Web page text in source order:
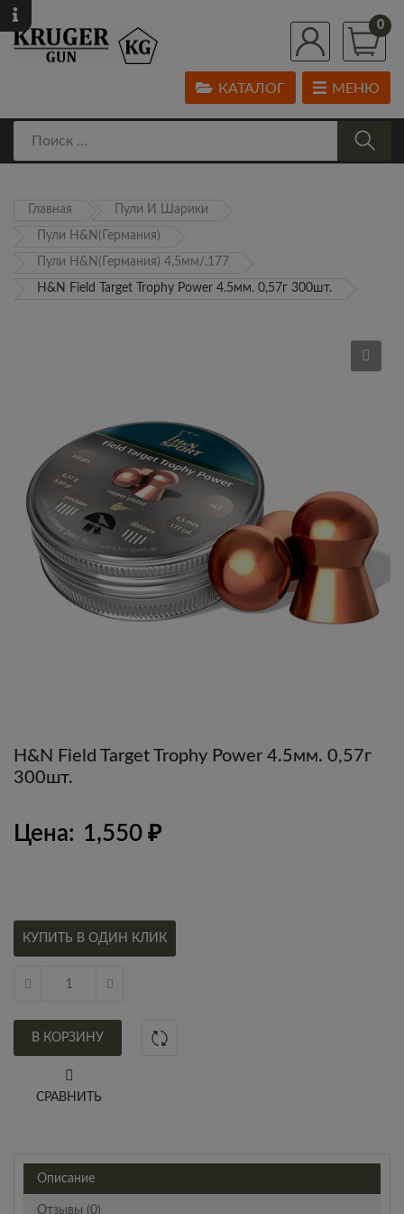
0
МЕНЮ
КАТАЛОГ
Главная Пули И Шарики
Пули H&N(Германия)
Пули H&N(Германия) 4,5мм/.177
H&N Field Target Trophy Power 4.5мм. 0,57г 300шт.
H&N Field Target Trophy Power 4.5мм. 0,57г
300шт.
Цена: 1,550 ₽
КУПИТЬ В ОДИН КЛИК
В КОРЗИНУ
СРАВНИТЬ
Описание
Отзывы (0)